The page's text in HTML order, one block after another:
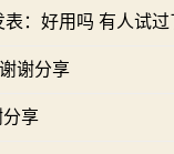
：好用吗 有人试过
谢分享
享